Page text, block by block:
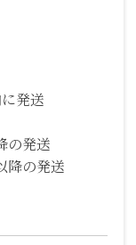
発送
の発送
降の発送